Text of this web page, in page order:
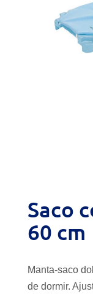
Saco
60 cm
Manta-saco
de dormir.